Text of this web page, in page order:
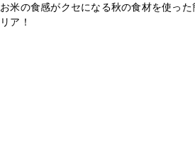
お米の食感がクセになる秋の食材を使っ
リア！